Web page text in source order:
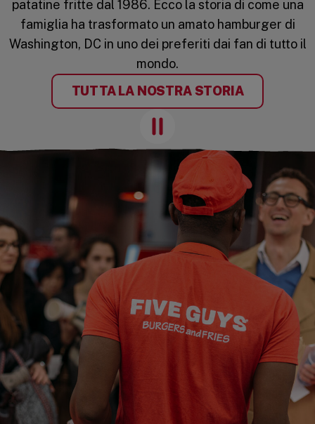
patatine fritte dal 1986. Ecco la storia di come una
famiglia ha trasformato un amato hamburger di
Washington, DC in uno dei preferiti dai fan di tutto il
mondo.
TUTTA LA NOSTRA STORIA
Pause Animation